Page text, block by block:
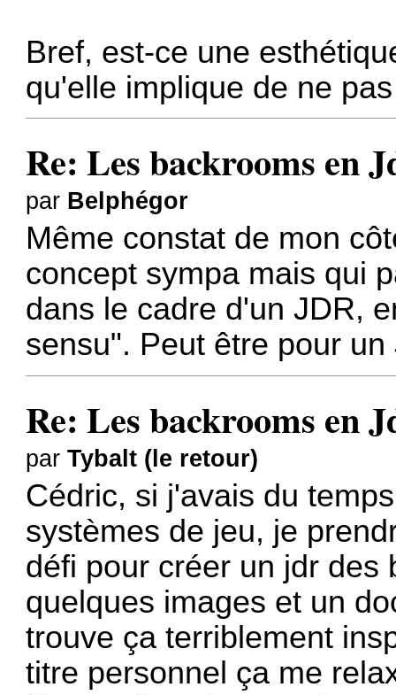
Bref, est-ce une
qu'elle implique de ne
Re: Les backrooms en
par Belphégor
Même constat de mon
concept sympa mais qui
dans le cadre d'un JDR,
sensu". Peut être pour
Re: Les backrooms en
parTybalt (le retour)
Cédric, si j'avais du
systèmes de jeu, je
défi pour créer un jdr des
quelques images et un
trouve ça terriblement
titre personnel ça me